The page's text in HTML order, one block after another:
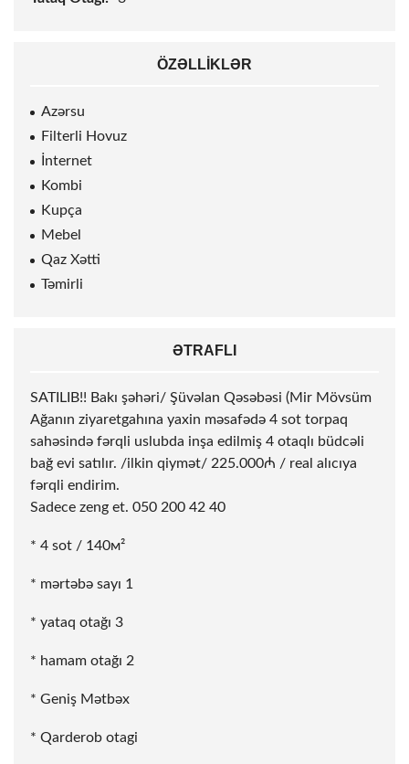
ÖZƏLLIKLƏR
Azərsu
Filterli Hovuz
İnternet
Kombi
Kupça
Mebel
Qaz Xətti
Təmirli
ƏTRAFLI
SATILIB!! Bakı şəhəri/ Şüvəlan Qəsəbəsi (Mir Mövsüm
Ağanın ziyaretgahına yaxin məsafədə 4 sot torpaq
sahəsində fərqli uslubda inşa edilmiş 4 otaqlı büdcəli
bağ evi satılır. /ilkin qiymət/ 225.000₼ / real alıcıya
fərqli endirim.
Sadece zeng et. 050 200 42 40
* 4 sot / 140м²
* mərtəbə sayı 1
* yataq otağı 3
* hamam otağı 2
* Geniş Mətbəx
* Qarderob otagi